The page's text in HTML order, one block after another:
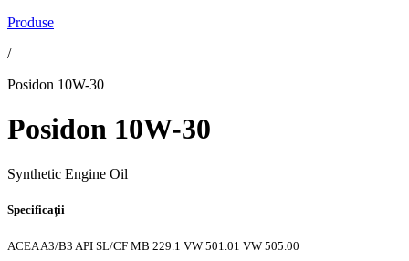
Produse
/
Posidon 10W-30
Posidon 10W-30
Synthetic Engine Oil
Specificații
ACEA A3/B3 API SL/CF MB 229.1 VW 501.01 VW 505.00